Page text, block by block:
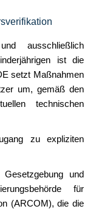
ausschließlich
ist die
setzt Maßnahmen
um, gemäß den
technischen
zu expliziten
und
für
(ARCOM), die die